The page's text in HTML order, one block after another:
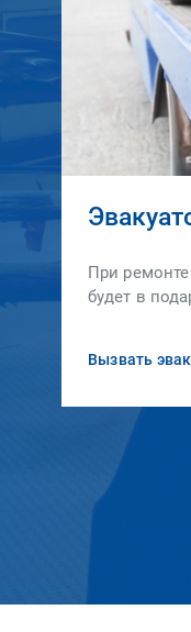
При ремонте
будет в
Вызвать